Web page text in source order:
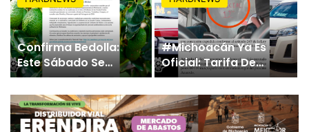
Burguers Locas
Lineal De Av. Quinceo;
Habrá Zona
Gastronómica Y
Activación Familiar
Confirma Bedolla:
Este Sábado Se
Reanudan
Exportaciones De
Aguacate A EU Tras
Acuerdos
#Michoacán Ya Es
Oficial: Tarifa De
Transporte Público
Sube Un Peso: De $11
Pasa A 12 Varos